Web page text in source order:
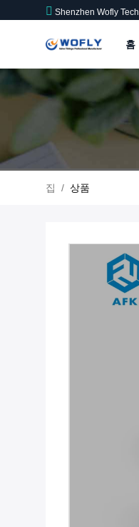
Shenzhen Wofly
홈
집 / 상품